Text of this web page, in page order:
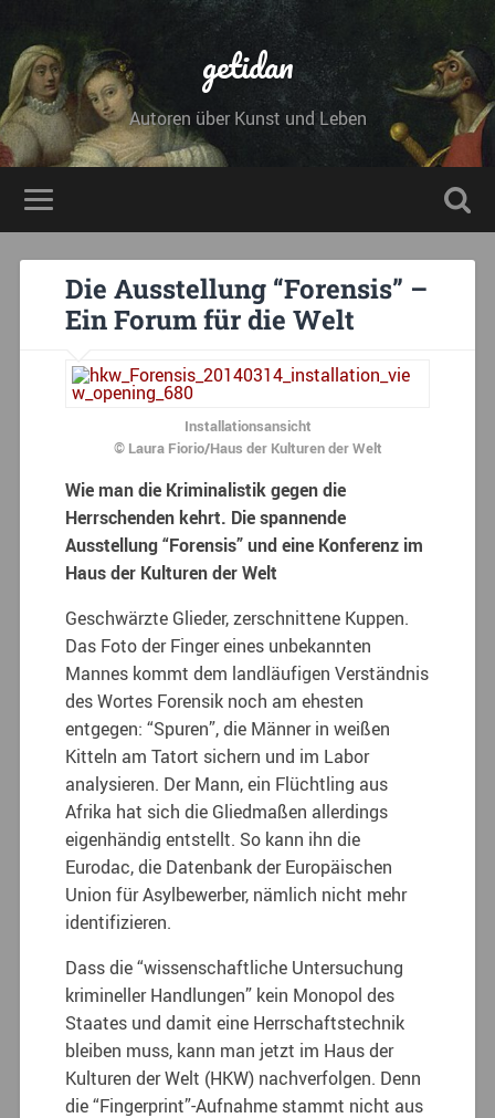
getidan
Autoren über Kunst und Leben
Die Ausstellung “Forensis” –
Ein Forum für die Welt
Installationsansicht
© Laura Fiorio/Haus der Kulturen der Welt
Wie man die Kriminalistik gegen die
Herrschenden kehrt. Die spannende
Ausstellung “Forensis” und eine Konferenz im
Haus der Kulturen der Welt
Geschwärzte Glieder, zerschnittene Kuppen.
Das Foto der Finger eines unbekannten
Mannes kommt dem landläufigen Verständnis
des Wortes Forensik noch am ehesten
entgegen: “Spuren”, die Männer in weißen
Kitteln am Tatort sichern und im Labor
analysieren. Der Mann, ein Flüchtling aus
Afrika hat sich die Gliedmaßen allerdings
eigenhändig entstellt. So kann ihn die
Eurodac, die Datenbank der Europäischen
Union für Asylbewerber, nämlich nicht mehr
identifizieren.
Dass die “wissenschaftliche Untersuchung
krimineller Handlungen” kein Monopol des
Staates und damit eine Herrschaftstechnik
bleiben muss, kann man jetzt im Haus der
Kulturen der Welt (HKW) nachverfolgen. Denn
die “Fingerprint”-Aufnahme stammt nicht aus